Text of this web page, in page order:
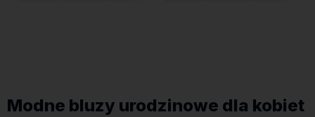
Modne bluzy urodzinowe dla kobiet